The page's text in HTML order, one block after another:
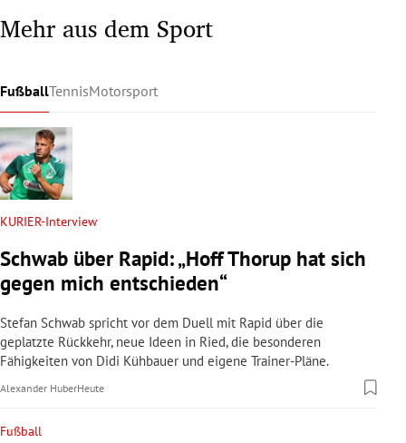
Mehr aus dem Sport
FußballTennisMotorsport
KURIER-Interview
Schwab über Rapid: „Hoff Thorup hat sich
gegen mich entschieden“
Stefan Schwab spricht vor dem Duell mit Rapid über die
geplatzte Rückkehr, neue Ideen in Ried, die besonderen
Fähigkeiten von Didi Kühbauer und eigene Trainer-Pläne.
Alexander HuberHeute
Fußball